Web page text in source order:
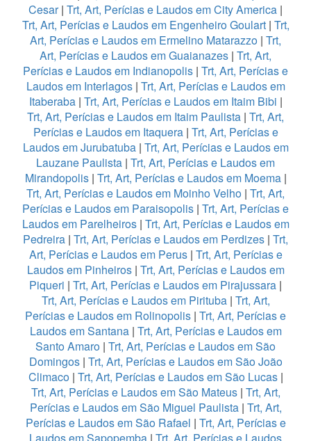
Cesar| Trt, Art, Perícias e Laudos em City America |
Trt, Art, Perícias e Laudos em Engenheiro Goulart | Trt,
Art, Perícias e Laudos em Ermelino Matarazzo | Trt,
Art, Perícias e Laudos em Guaianazes | Trt, Art,
Perícias e Laudos em Indianopolis | Trt, Art, Perícias e
Laudos em Interlagos| Trt, Art, Perícias e Laudos em
Itaberaba| Trt, Art, Perícias e Laudos em Itaim Bibi |
Trt, Art, Perícias e Laudos em Itaim Paulista | Trt, Art,
Perícias e Laudos em Itaquera| Trt, Art, Perícias e
Laudos em Jurubatuba| Trt, Art, Perícias e Laudos em
Lauzane Paulista | Trt, Art, Perícias e Laudos em
Mirandopolis| Trt, Art, Perícias e Laudos em Moema|
Trt, Art, Perícias e Laudos em Moinho Velho | Trt, Art,
Perícias e Laudos em Paraisopolis | Trt, Art, Perícias e
Laudos em Parelheiros| Trt, Art, Perícias e Laudos em
Pedreira | Trt, Art, Perícias e Laudos em Perdizes | Trt,
Art, Perícias e Laudos em Perus| Trt, Art, Perícias e
Laudos em Pinheiros| Trt, Art, Perícias e Laudos em
Piqueri | Trt, Art, Perícias e Laudos em Pirajussara |
Trt, Art, Perícias e Laudos em Pirituba| Trt, Art,
Perícias e Laudos em Rolinopolis | Trt, Art, Perícias e
Laudos em Santana| Trt, Art, Perícias e Laudos em
Santo Amaro | Trt, Art, Perícias e Laudos em São
Domingos| Trt, Art, Perícias e Laudos em São João
Climaco| Trt, Art, Perícias e Laudos em São Lucas|
Trt, Art, Perícias e Laudos em São Mateus | Trt, Art,
Perícias e Laudos em São Miguel Paulista| Trt, Art,
Perícias e Laudos em São Rafael | Trt, Art, Perícias e